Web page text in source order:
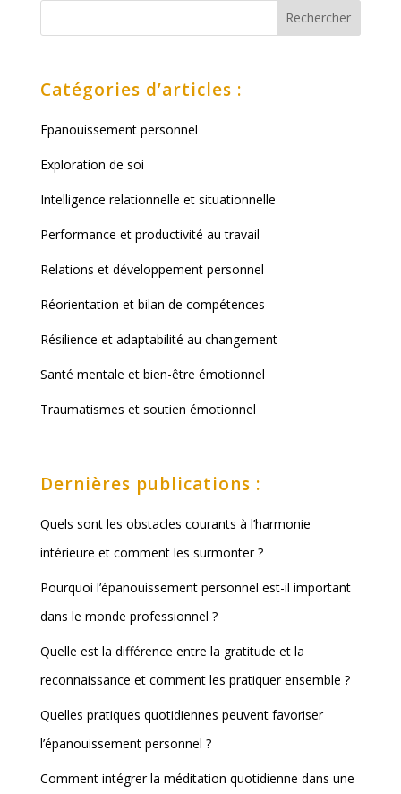
Catégories d’articles :
Epanouissement personnel
Exploration de soi
Intelligence relationnelle et situationnelle
Performance et productivité au travail
Relations et développement personnel
Réorientation et bilan de compétences
Résilience et adaptabilité au changement
Santé mentale et bien-être émotionnel
Traumatismes et soutien émotionnel
Dernières publications :
Quels sont les obstacles courants à l’harmonie
intérieure et comment les surmonter ?
Pourquoi l’épanouissement personnel est-il important
dans le monde professionnel ?
Quelle est la différence entre la gratitude et la
reconnaissance et comment les pratiquer ensemble ?
Quelles pratiques quotidiennes peuvent favoriser
l’épanouissement personnel ?
Comment intégrer la méditation quotidienne dans une